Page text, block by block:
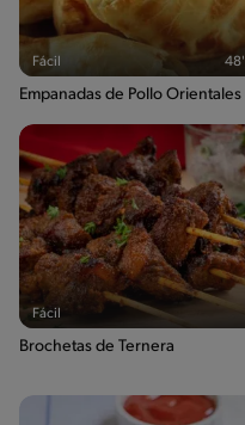
Fácil 48'
Empanadas de Pollo Orientales
Fácil
Brochetas de Ternera